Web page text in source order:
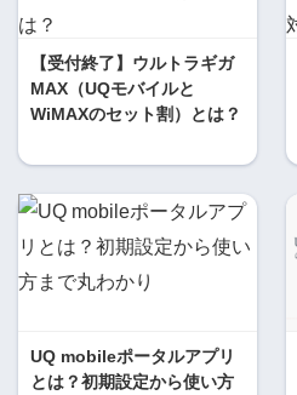
【受付終了】ウルトラギガ
MAX（UQモバイルと
WiMAXのセット割）とは？
UQ mobileポータルアプリ
とは？初期設定から使い方